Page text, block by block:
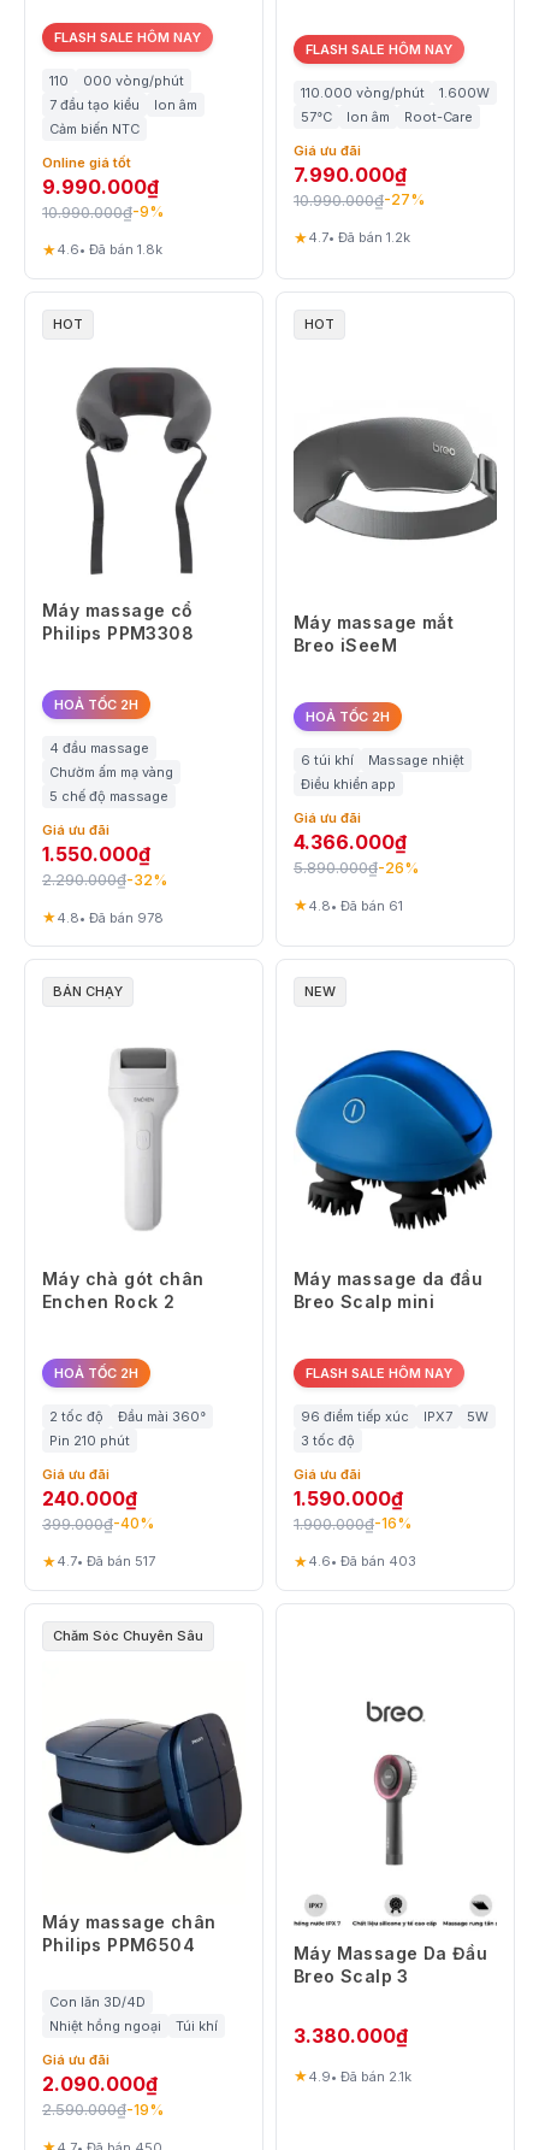
FLASH SALE HÔM NAY
110
000 vòng/phút
7 đầu tạo kiểu
Ion âm
Cảm biến NTC
Online giá tốt
9.990.000₫
10.990.000₫-9%
★4.6• Đã bán 1.8k
FLASH SALE HÔM NAY
110.000 vòng/phút
1.600W
57°C
Ion âm
Root-Care
Giá ưu đãi
7.990.000₫
10.990.000₫-27%
★4.7• Đã bán 1.2k
HOT
Máy massage cổ
Philips PPM3308
HOẢ TỐC 2H
4 đầu massage
Chườm ấm mạ vàng
5 chế độ massage
Giá ưu đãi
1.550.000₫
2.290.000₫-32%
★4.8• Đã bán 978
HOT
Máy massage mắt
Breo iSeeM
HOẢ TỐC 2H
6 túi khí
Massage nhiệt
Điều khiển app
Giá ưu đãi
4.366.000₫
5.890.000₫-26%
★4.8• Đã bán 61
BÁN CHẠY
Máy chà gót chân
Enchen Rock 2
HOẢ TỐC 2H
2 tốc độ
Đầu mài 360°
Pin 210 phút
Giá ưu đãi
240.000₫
399.000₫-40%
★4.7• Đã bán 517
NEW
Máy massage da đầu
Breo Scalp mini
FLASH SALE HÔM NAY
96 điểm tiếp xúc IPX7
5W
3 tốc độ
Giá ưu đãi
1.590.000₫
1.900.000₫-16%
★4.6• Đã bán 403
Chăm Sóc Chuyên Sâu
Máy massage chân
Philips PPM6504
Con lăn 3D/4D
Nhiệt hồng ngoại
Túi khí
Giá ưu đãi
2.090.000₫
2.590.000₫-19%
Máy Massage Da Đầu
Breo Scalp 3
3.380.000₫
★4.9• Đã bán 2.1k